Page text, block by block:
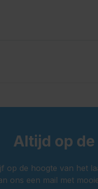
Altijd op
op de hoogte van het
ons een mail met